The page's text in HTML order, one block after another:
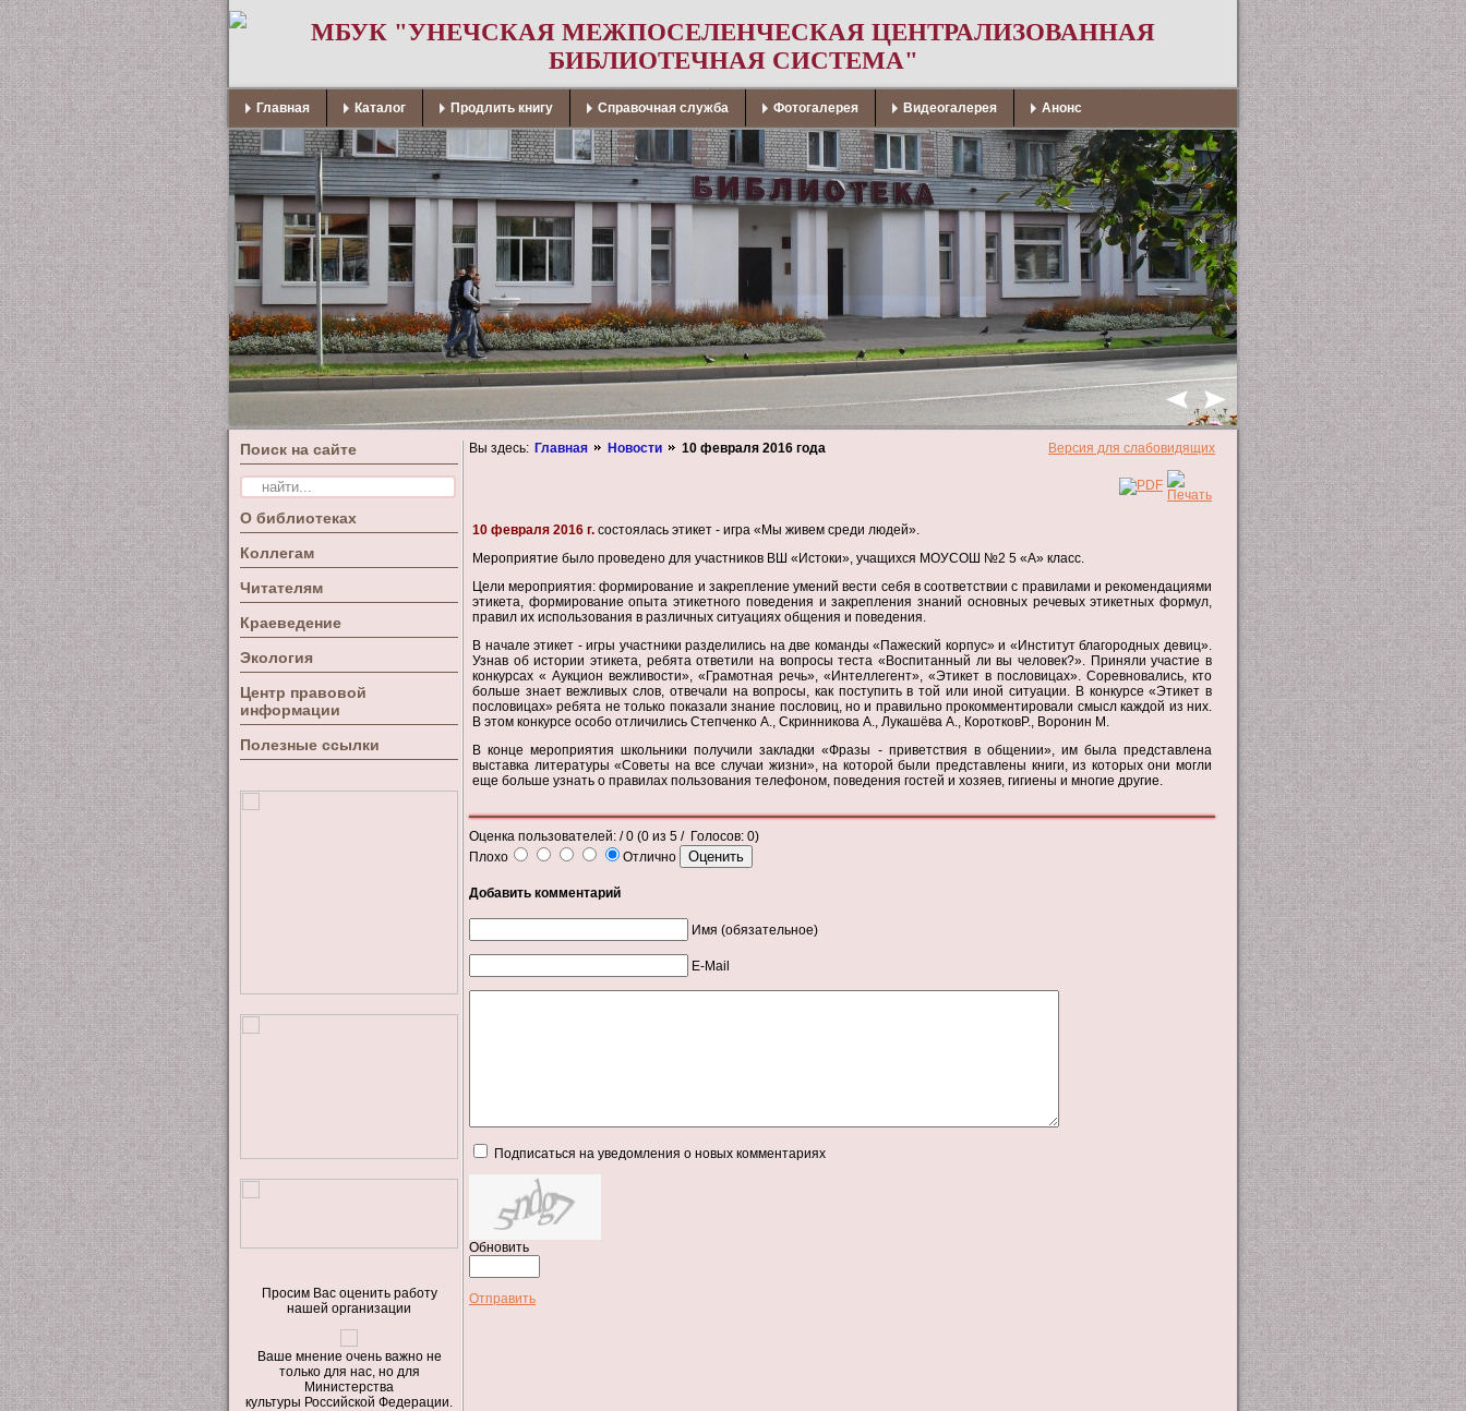
МБУК "УНЕЧСКАЯ МЕЖПОСЕЛЕНЧЕСКАЯ ЦЕНТРАЛИЗОВАННАЯ
БИБЛИОТЕЧНАЯ СИСТЕМА"
Главная Каталог Продлить книгу Справочная служба Фотогалерея Видеогалерея Анонс
Поиск на сайте
О библиотеках
Коллегам
Читателям
Краеведение
Экология
Центр правовой
информации
Полезные ссылки
Просим Вас оценить работу
нашей организации
Ваше мнение очень важно не
только для нас, но для
Министерства
культуры Российской Федерации.
Вы здесь: Главная Новости 10 февраля 2016 года Версия для слабовидящих
10 февраля 2016 г. состоялась этикет - игра «Мы живем среди людей».
Мероприятие было проведено для участников ВШ «Истоки», учащихся МОУСОШ №2 5 «А» класс.
Цели мероприятия: формирование и закрепление умений вести себя в соответствии с правилами и рекомендациями
этикета, формирование опыта этикетного поведения и закрепления знаний основных речевых этикетных формул,
правил их использования в различных ситуациях общения и поведения.
В начале этикет - игры участники разделились на две команды «Пажеский корпус» и «Институт благородных девиц».
Узнав об истории этикета, ребята ответили на вопросы теста «Воспитанный ли вы человек?». Приняли участие в
конкурсах « Аукцион вежливости», «Грамотная речь», «Интеллегент», «Этикет в пословицах». Соревновались, кто
больше знает вежливых слов, отвечали на вопросы, как поступить в той или иной ситуации. В конкурсе «Этикет в
пословицах» ребята не только показали знание пословиц, но и правильно прокомментировали смысл каждой из них.
В этом конкурсе особо отличились Степченко А., Скринникова А., Лукашёва А., КоротковР., Воронин М.
В конце мероприятия школьники получили закладки «Фразы - приветствия в общении», им была представлена
выставка литературы «Советы на все случаи жизни», на которой были представлены книги, из которых они могли
еще больше узнать о правилах пользования телефоном, поведения гостей и хозяев, гигиены и многие другие.
Оценка пользователей: / 0 (0 из 5 / Голосов: 0)
Плохо
Отлично
Добавить комментарий
Имя (обязательное)
E-Mail
Подписаться на уведомления о новых комментариях
Обновить
Отправить